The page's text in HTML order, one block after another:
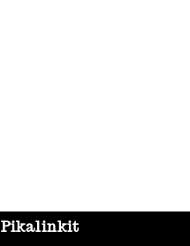
Pikalinkit